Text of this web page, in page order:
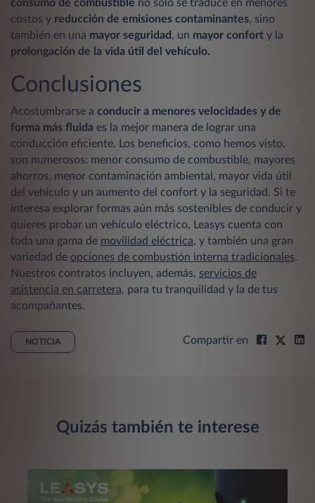
consumo de combustible no solo se traduce en menores
costos y reducción de emisiones contaminantes, sino
también en una mayor seguridad , un mayor confort y la
prolongación de la vida útil del vehículo.
Conclusiones
Acostumbrarse a conducir a menores velocidades y de
forma más fluida es la mejor manera de lograr una
conducción eficiente. Los beneficios, como hemos visto,
son numerosos: menor consumo de combustible, mayores
ahorros, menor contaminación ambiental, mayor vida útil
del vehículo y un aumento del confort y la seguridad. Si te
interesa explorar formas aún más sostenibles de conducir y
quieres probar un vehículo eléctrico, Leasys cuenta con
toda una gama de movilidad eléctrica, y también una gran
variedad de opciones de combustión interna tradicionales.
Nuestros contratos incluyen, además, servicios de
asistencia en carretera, para tu tranquilidad y la de tus
acompañantes.
NOTICIA Compartir en
Quizás también te interese